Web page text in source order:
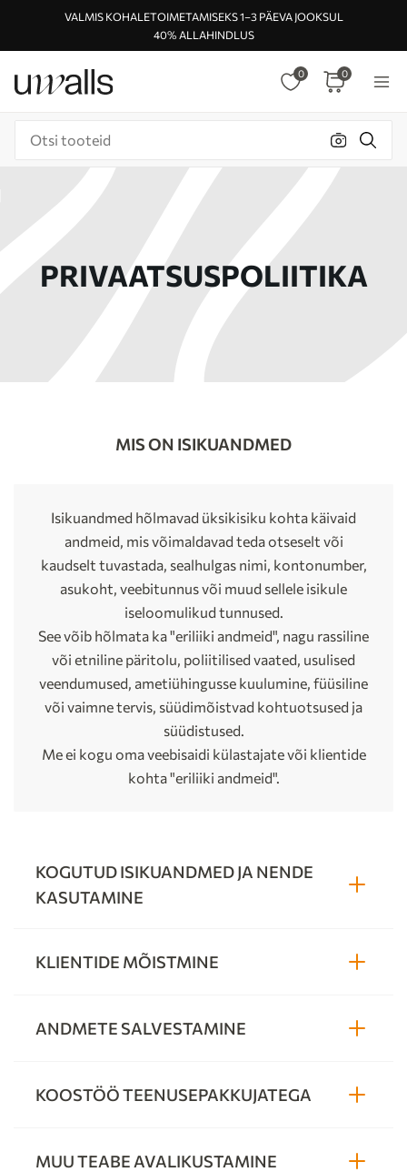
VALMIS KOHALETOIMETAMISEKS 1–3 PÄEVA JOOKSUL
40% ALLAHINDLUS
0 0
PRIVAATSUSPOLIITIKA
MIS ON ISIKUANDMED
Isikuandmed hõlmavad üksikisiku kohta käivaid
andmeid, mis võimaldavad teda otseselt või
kaudselt tuvastada, sealhulgas nimi, kontonumber,
asukoht, veebitunnus või muud sellele isikule
iseloomulikud tunnused.
See võib hõlmata ka "eriliiki andmeid", nagu rassiline
või etniline päritolu, poliitilised vaated, usulised
veendumused, ametiühingusse kuulumine, füüsiline
või vaimne tervis, süüdimõistvad kohtuotsused ja
süüdistused.
Me ei kogu oma veebisaidi külastajate või klientide
kohta "eriliiki andmeid".
KOGUTUD ISIKUANDMED JA NENDE
KASUTAMINE
KLIENTIDE MÕISTMINE
ANDMETE SALVESTAMINE
KOOSTÖÖ TEENUSEPAKKUJATEGA
MUU TEABE AVALIKUSTAMINE